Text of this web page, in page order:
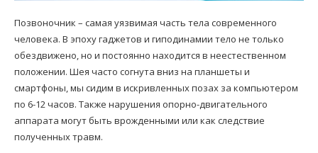
Позвоночник – самая уязвимая часть тела современного
человека. В эпоху гаджетов и гиподинамии тело не только
обездвижено, но и постоянно находится в неестественном
положении. Шея часто согнута вниз на планшеты и
смартфоны, мы сидим в искривленных позах за компьютером
по 6-12 часов. Также нарушения опорно-двигательного
аппарата могут быть врожденными или как следствие
полученных травм.